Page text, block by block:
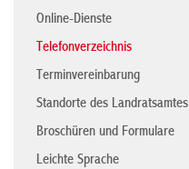
Online-Dienste
Telefonverzeichnis
Terminvereinbarung
Standorte des Landratsamtes
Broschüren und Formulare
Leichte Sprache